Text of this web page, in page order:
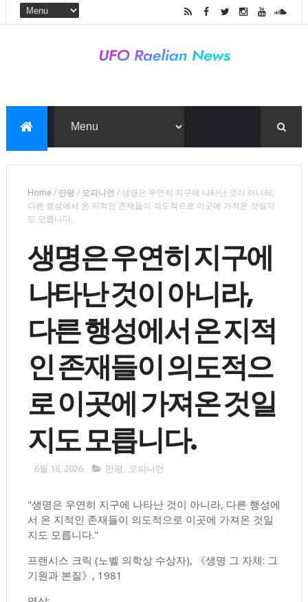
Home / 만평 / 오피니언 /생명은 우연히 지구에 나타난 것이 아니라,
다른 행성에서 온 지적인 존재들이 의도적으로 이곳에 가져온 것일지
도 모릅니다.
생명은 우연히 지구에
나타난 것이 아니라,
다른 행성에서 온 지적
인 존재들이 의도적으
로 이곳에 가져온 것일
지도 모릅니다.
6월 16, 2026 만평, 오피니언
"생명은 우연히 지구에 나타난 것이 아니라, 다른 행성에
서 온 지적인 존재들이 의도적으로 이곳에 가져온 것일
지도 모릅니다."
프랜시스 크릭 (노벨 의학상 수상자), 《생명 그 자체: 그
기원과 본질》, 1981